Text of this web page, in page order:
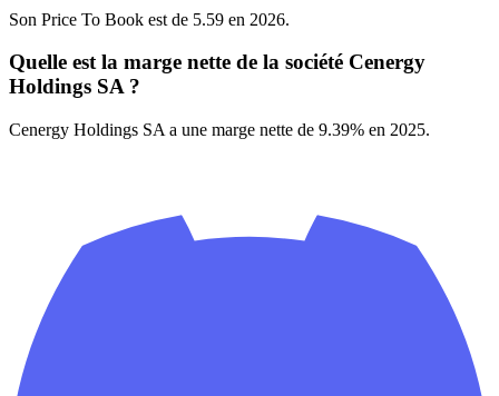
Son Price To Book est de 5.59 en 2026.
Quelle est la marge nette de la société Cenergy
Holdings SA ?
Cenergy Holdings SA a une marge nette de 9.39% en 2025.